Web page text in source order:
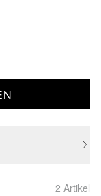
2 Artikel